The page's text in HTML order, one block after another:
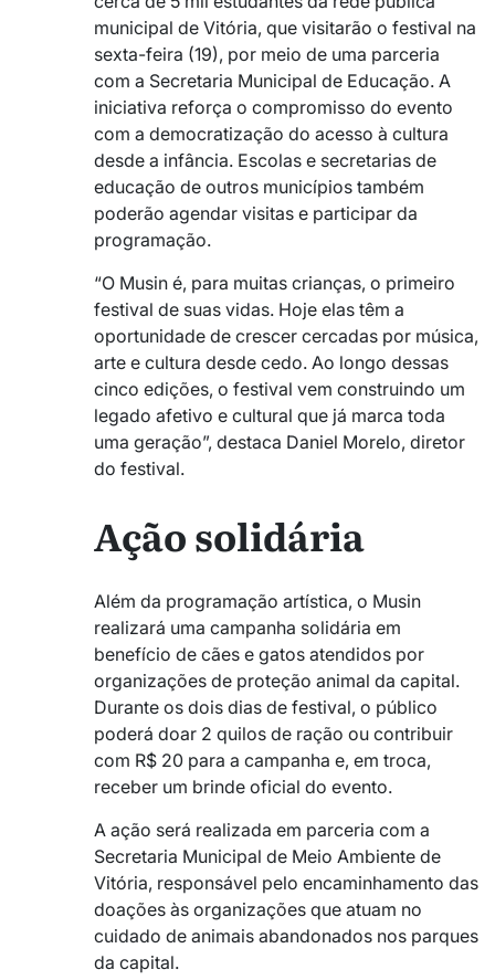
municipal de Vitória, que visitarão o festival na
sexta-feira (19), por meio de uma parceria
com a Secretaria Municipal de Educação. A
iniciativa reforça o compromisso do evento
com a democratização do acesso à cultura
desde a infância. Escolas e secretarias de
educação de outros municípios também
poderão agendar visitas e participar da
programação.
“O Musin é, para muitas crianças, o primeiro
festival de suas vidas. Hoje elas têm a
oportunidade de crescer cercadas por música,
arte e cultura desde cedo. Ao longo dessas
cinco edições, o festival vem construindo um
legado afetivo e cultural que já marca toda
uma geração”, destaca Daniel Morelo, diretor
do festival.
Ação solidária
Além da programação artística, o Musin
realizará uma campanha solidária em
benefício de cães e gatos atendidos por
organizações de proteção animal da capital.
Durante os dois dias de festival, o público
poderá doar 2 quilos de ração ou contribuir
com R$ 20 para a campanha e, em troca,
receber um brinde oficial do evento.
A ação será realizada em parceria com a
Secretaria Municipal de Meio Ambiente de
Vitória, responsável pelo encaminhamento das
doações às organizações que atuam no
cuidado de animais abandonados nos parques
da capital.